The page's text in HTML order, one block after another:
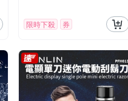
限時下殺 券